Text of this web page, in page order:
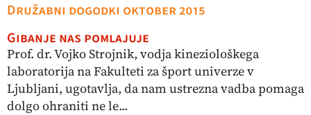
Družabni dogodki oktober 2015
Gibanje nas pomlajuje
Prof. dr. Vojko Strojnik, vodja kineziološkega
laboratorija na Fakulteti za šport univerze v
Ljubljani, ugotavlja, da nam ustrezna vadba pomaga
dolgo ohraniti ne le...